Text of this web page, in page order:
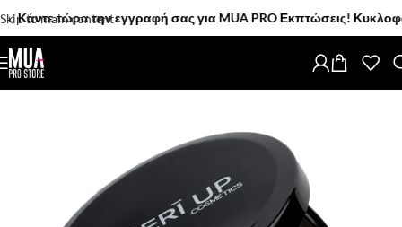
Skip to main content
τώρα την εγγραφή σας για MUA PRO Εκπτώσεις!